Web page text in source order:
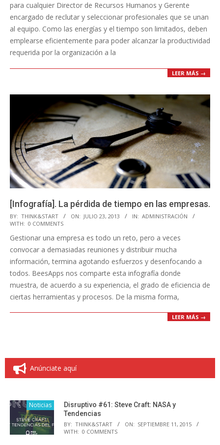
para cualquier Director de Recursos Humanos y Gerente
encargado de reclutar y seleccionar profesionales que se unan
al equipo. Como las energías y el tiempo son limitados, deben
emplearse eficientemente para poder alcanzar la productividad
requerida por la organización a la
LEER MÁS →
[Infografía]. La pérdida de tiempo en las empresas.
2013-
07-
23
BY: THINK&START ON: JULIO 23, 2013 IN: ADMINISTRACIÓN
WITH: 0 COMMENTS
Gestionar una empresa es todo un reto, pero a veces
convocar a demasiadas reuniones y distribuir mucha
información, termina agotando esfuerzos y desenfocando a
todos. BeesApps nos comparte esta infografía donde
muestra, de acuerdo a su experiencia, el grado de eficiencia de
ciertas herramientas y procesos. De la misma forma,
LEER MÁS →
Anúnciate aquí
Noticias
Disruptivo #61: Steve Craft: NASA y
Tendencias
BY: THINK&START ON: SEPTIEMBRE 11, 2015
WITH: 0 COMMENTS